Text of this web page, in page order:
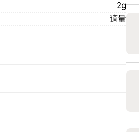
2g
適量